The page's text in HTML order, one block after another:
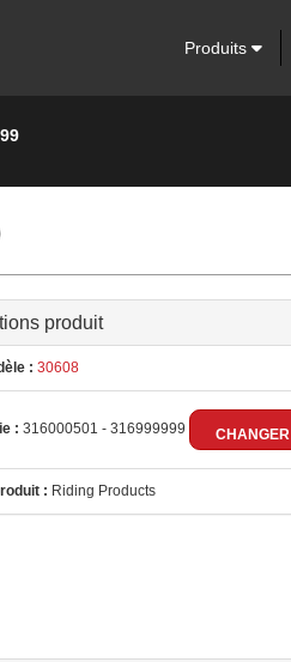
Produits
produit
: 30608
: 316000501 - 316999999 CHANGER
: Riding Products